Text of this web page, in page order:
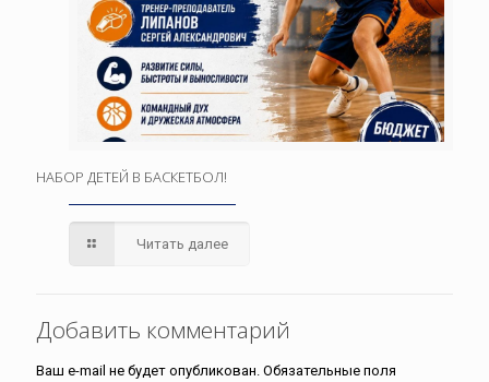
НАБОР ДЕТЕЙ В БАСКЕТБОЛ!
Читать далее
Добавить комментарий
Ваш e-mail не будет опубликован. Обязательные поля